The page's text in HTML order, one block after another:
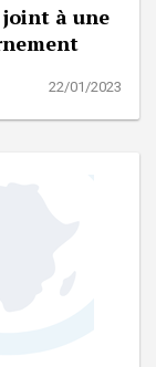
à une
22/01/2023